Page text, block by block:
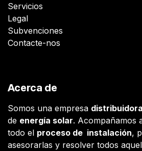
Servicios
Legal
Subvenciones
Contacte-nos
Acerca de
Somos una empresa distribuidora
de energía solar. Acompañamos
todo el proceso de instalación,
asesorarlas y resolver todos